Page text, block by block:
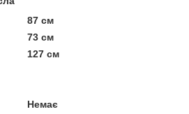
87 см
73 см
127 см
Немає